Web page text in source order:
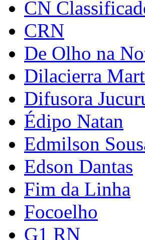
CN
CRN
De Olho na
Dilacierra
Difusora
Édipo Natan
Edmilson
Edson Dantas
Fim da Linha
Focoelho
G1 RN